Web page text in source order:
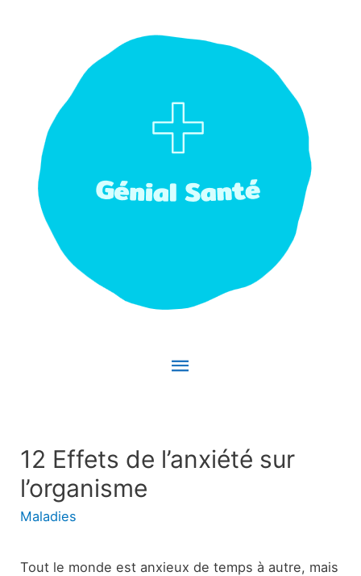
Menu
12 Effets de l’anxiété sur
l’organisme
Maladies
Tout le monde est anxieux de temps à autre, mais